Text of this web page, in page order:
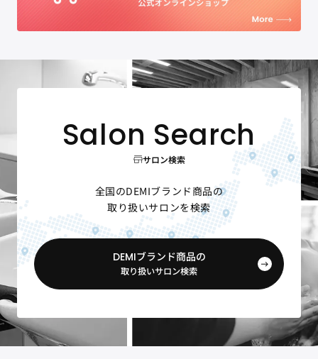
サロン検索
全国のDEMIブランド商品の
取り扱いサロンを検索
DEMIブランド商品の
取り扱いサロン検索